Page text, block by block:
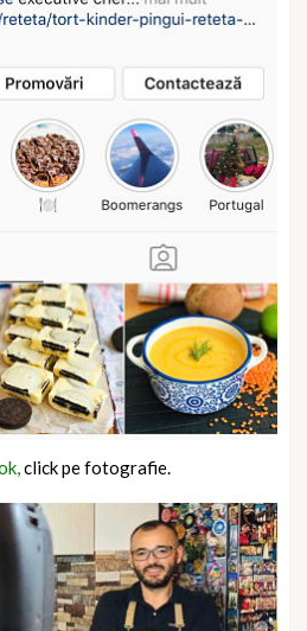
click pe fotografie.